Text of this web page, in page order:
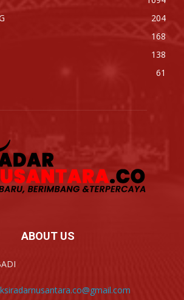
204
168
138
61
ABOUT US